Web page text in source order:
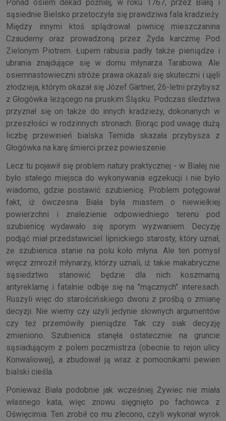
Ponad osiem dekad później, w roku 1767, przez Białą i
sąsiednie Bielsko przetoczyła się prawdziwa fala kradzieży.
Między innymi ktoś splądrował piwnicę mieszczanina
Czauderny oraz prowadzoną przez Żyda karczmę Pod
Zielonym Piotrem. Łupem rabusia padły także pieniądze i
ubrania znajdujące się w domu młynarza Tarabowa. Ale
osiemnastowieczni stróże prawa okazali się skuteczni i ujęli
złodzieja, którym okazał się Józef Gärtner, 26-letni przybysz
z Głogówka leżącego na pruskim Śląsku. Podczas śledztwa
przyznał się on także do innych kradzieży, dokonanych w
przeszłości w rodzinnych stronach. Biorąc pod uwagę dużą
liczbę przewinień bialska Temida skazała przybysza z
Głogówka na karę śmierci przez powieszenie.
Lecz tu pojawił się problem natury praktycznej - w Białej nie
było stałego miejsca do wykonywania egzekucji i nie było
wiadomo, gdzie postawić szubienicę. Problem potęgował
fakt, iż ówczesna Biała była miastem o niewielkiej
powierzchni i znalezienie odpowiedniego terenu pod
szubienicę wydawało się sporym wyzwaniem. Decyzję
podjąć miał przedstawiciel lipnickiego starosty, który uznał,
że szubienica stanie na polu koło młyna. Ale ten pomysł
wręcz zmroził młynarzy, którzy uznali, iż takie makabryczne
sąsiedztwo stanowić będzie dla nich koszmarną
antyreklamę i fatalnie odbije się na "mącznych" interesach.
Ruszyli więc do starościńskiego dworu z prośbą o zmianę
decyzji. Nie wiemy czy użyli jedynie słownych argumentów
czy też przemówiły pieniądze. Tak czy siak decyzję
zmieniono. Szubienica stanęła ostatecznie na gruncie
sąsiadującym z polem poczmistrza (obecnie to rejon ulicy
Konwaliowej), a zbudował ją wraz z pomocnikami pewien
bialski cieśla.
Ponieważ Biała podobnie jak wcześniej Żywiec nie miała
własnego kata, więc znowu sięgnięto po fachowca z
Oświęcimia. Ten zrobił co mu zlecono, czyli wykonał wyrok